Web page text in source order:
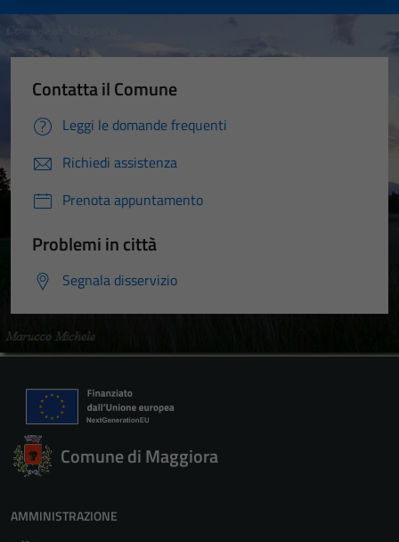
Contatta il Comune
Leggi le domande frequenti
Richiedi assistenza
Prenota appuntamento
Problemi in città
Segnala disservizio
Comune di Maggiora
AMMINISTRAZIONE